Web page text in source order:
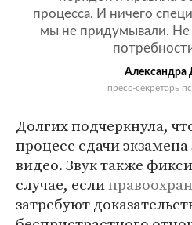
процесса. И ничего
мы не придумывали. Не
Александра
пресс-секретарь
Долгих подчеркнула,
процесс сдачи
видео. Звук также
случае, если
затребуют